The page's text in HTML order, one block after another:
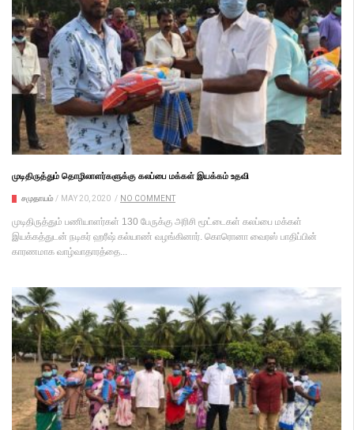
முடிதிருத்தும் தொழிலாளர்களுக்கு கலப்பை மக்கள் இயக்கம் உதவி
சமுதாயம் / MAY 20, 2020 / NO COMMENT
முடிதிருத்தும் பணியாளர்கள் 130 பேருக்கு அரிசி மூட்டைகள் கலப்பை மக்கள்
இயக்கத்துடன் நடிகர் ஹரீஷ் கல்யாண் வழங்கினார். கொரொனா வைரஸ் பாதிப்பின்
காரணமாக வாழ்வாதாரத்தை...